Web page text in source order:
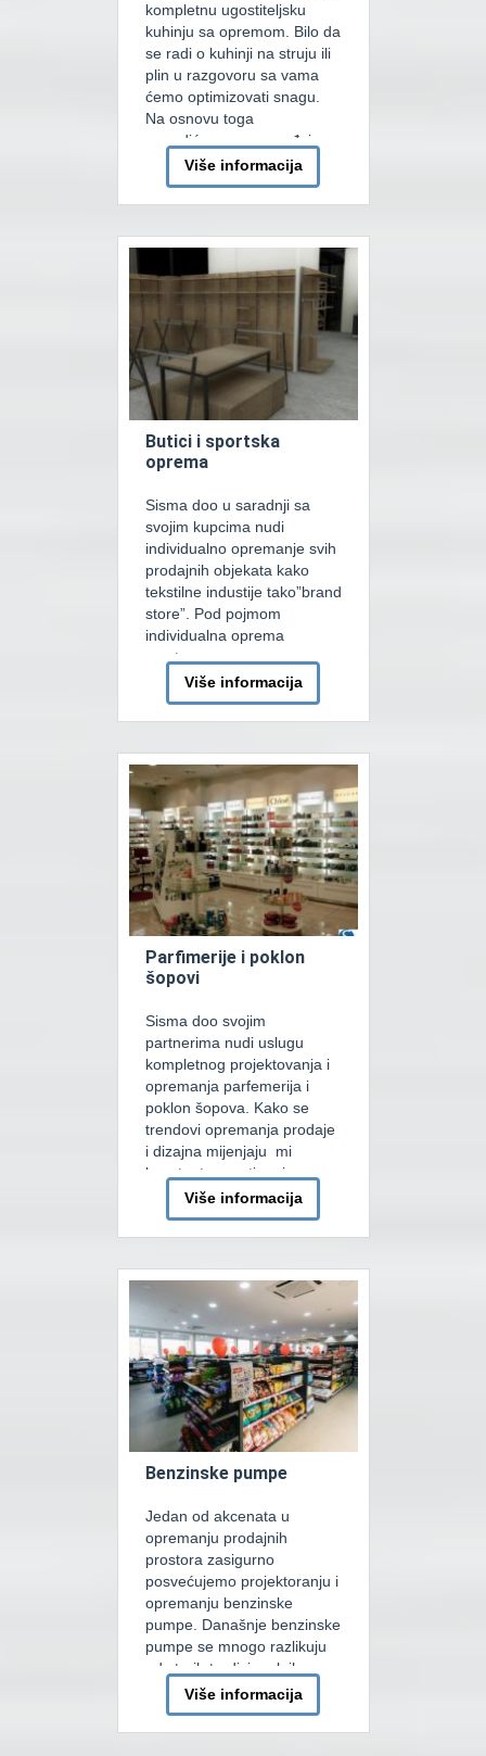
kompletnu ugostiteljsku
kuhinju sa opremom. Bilo da
se radi o kuhinji na struju ili
plin u razgovoru sa vama
ćemo optimizovati snagu.
Na osnovu toga
ponudićemo vam uređaje
tačno za vašu potrebu i po
vašem meniju. Pored
standardne kuhinjske
pasta kukeri, šporeti, roštilji,
kuhinjske nape… nudimo
[…]
Više informacija
Butici i sportska
oprema
Sisma doo u saradnji sa
svojim kupcima nudi
individualno opremanje svih
prodajnih objekata kako
tekstilne industije tako”brand
store”. Pod pojmom
individualna oprema
smatramo svu opremu
projektovanu i izrađenu po
zahtijevu kupca u odnusu na
njegove tehničke i grafičke
usaglašavanja tehnologije
prodaje pristupa se
dizajnersim riješenjima
elemenata opreme koja se
potom usavlasavaju –
prilagođavaju […]
Više informacija
Parfimerije i poklon
šopovi
Sisma doo svojim
partnerima nudi uslugu
kompletnog projektovanja i
opremanja parfemerija i
poklon šopova. Kako se
trendovi opremanja prodaje
i dizajna mijenjaju mi
konstantno pratimo i
osvajamo. Za naše kupce
razvijamo individualne
koncepte za prodaju. Svaki
ograničen svojim tehničkim
zahtijevima u koji na najbolji
mogući način treba
implementirati želje kupca.
U izradi […]
Više informacija
Benzinske pumpe
Jedan od akcenata u
opremanju prodajnih
prostora zasigurno
posvećujemo projektoranju i
opremanju benzinske
pumpe. Današnje benzinske
pumpe se mnogo razlikuju
od starih tradicionalnih
pumpi. Osnovna razlika je u
tome što se na današnjim
pumpama ne prodaje samo
Više informacija